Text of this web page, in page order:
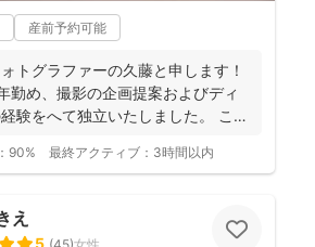
産前予約可能
トグラファーの久藤と申します！
勤め、撮影の企画提案およびディ
験をへて独立いたしました。 これ
90% 最終アクティブ： 3時間以内
え